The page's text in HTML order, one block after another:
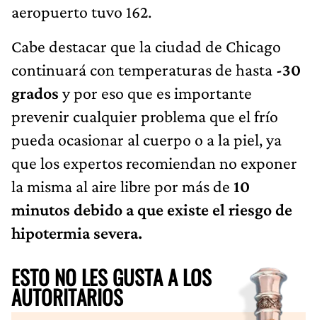
aeropuerto tuvo 162.
Cabe destacar que la ciudad de Chicago
continuará con temperaturas de hasta -30
grados y por eso que es importante
prevenir cualquier problema que el frío
pueda ocasionar al cuerpo o a la piel, ya
que los expertos recomiendan no exponer
la misma al aire libre por más de 10
minutos debido a que existe el riesgo de
hipotermia severa.
ESTO NO LES GUSTA A LOS
AUTORITARIOS